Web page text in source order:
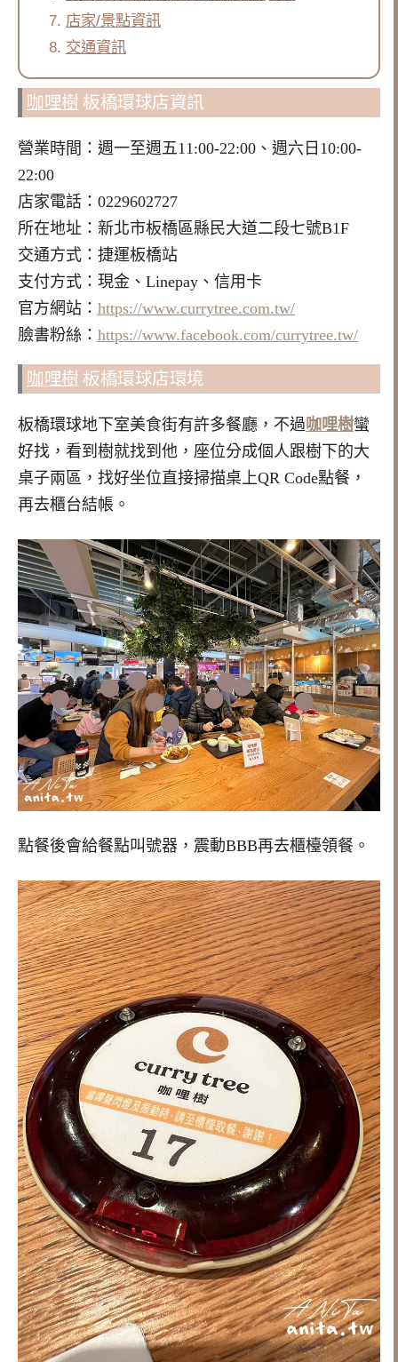
店家/景點資訊
交通資訊
咖哩樹 板橋環球店資訊
營業時間：週一至週五11:00-22:00、週六日10:00-
22:00
店家電話：0229602727
所在地址：新北市板橋區縣民大道二段七號B1F
交通方式：捷運板橋站
支付方式：現金、Linepay、信用卡
官方網站： https://www.currytree.com.tw/
臉書粉絲： https://www.facebook.com/currytree.tw/
咖哩樹 板橋環球店環境
板橋環球地下室美食街有許多餐廳，不過咖哩樹蠻
好找，看到樹就找到他，座位分成個人跟樹下的大
桌子兩區，找好坐位直接掃描桌上QR Code點餐，
再去櫃台結帳。
點餐後會給餐點叫號器，震動BBB再去櫃檯領餐。